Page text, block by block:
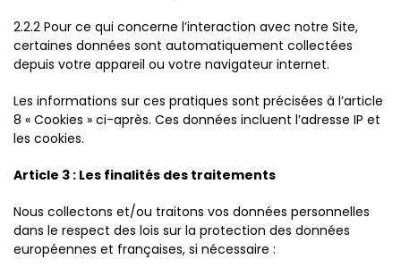
2.2.2 Pour ce qui concerne l’interaction avec notre Site,
certaines données sont automatiquement collectées
depuis votre appareil ou votre navigateur internet.
Les informations sur ces pratiques sont précisées à l’article
8 « Cookies » ci-après. Ces données incluent l’adresse IP et
les cookies.
Article 3 : Les finalités des traitements
Nous collectons et/ou traitons vos données personnelles
dans le respect des lois sur la protection des données
européennes et françaises, si nécessaire :